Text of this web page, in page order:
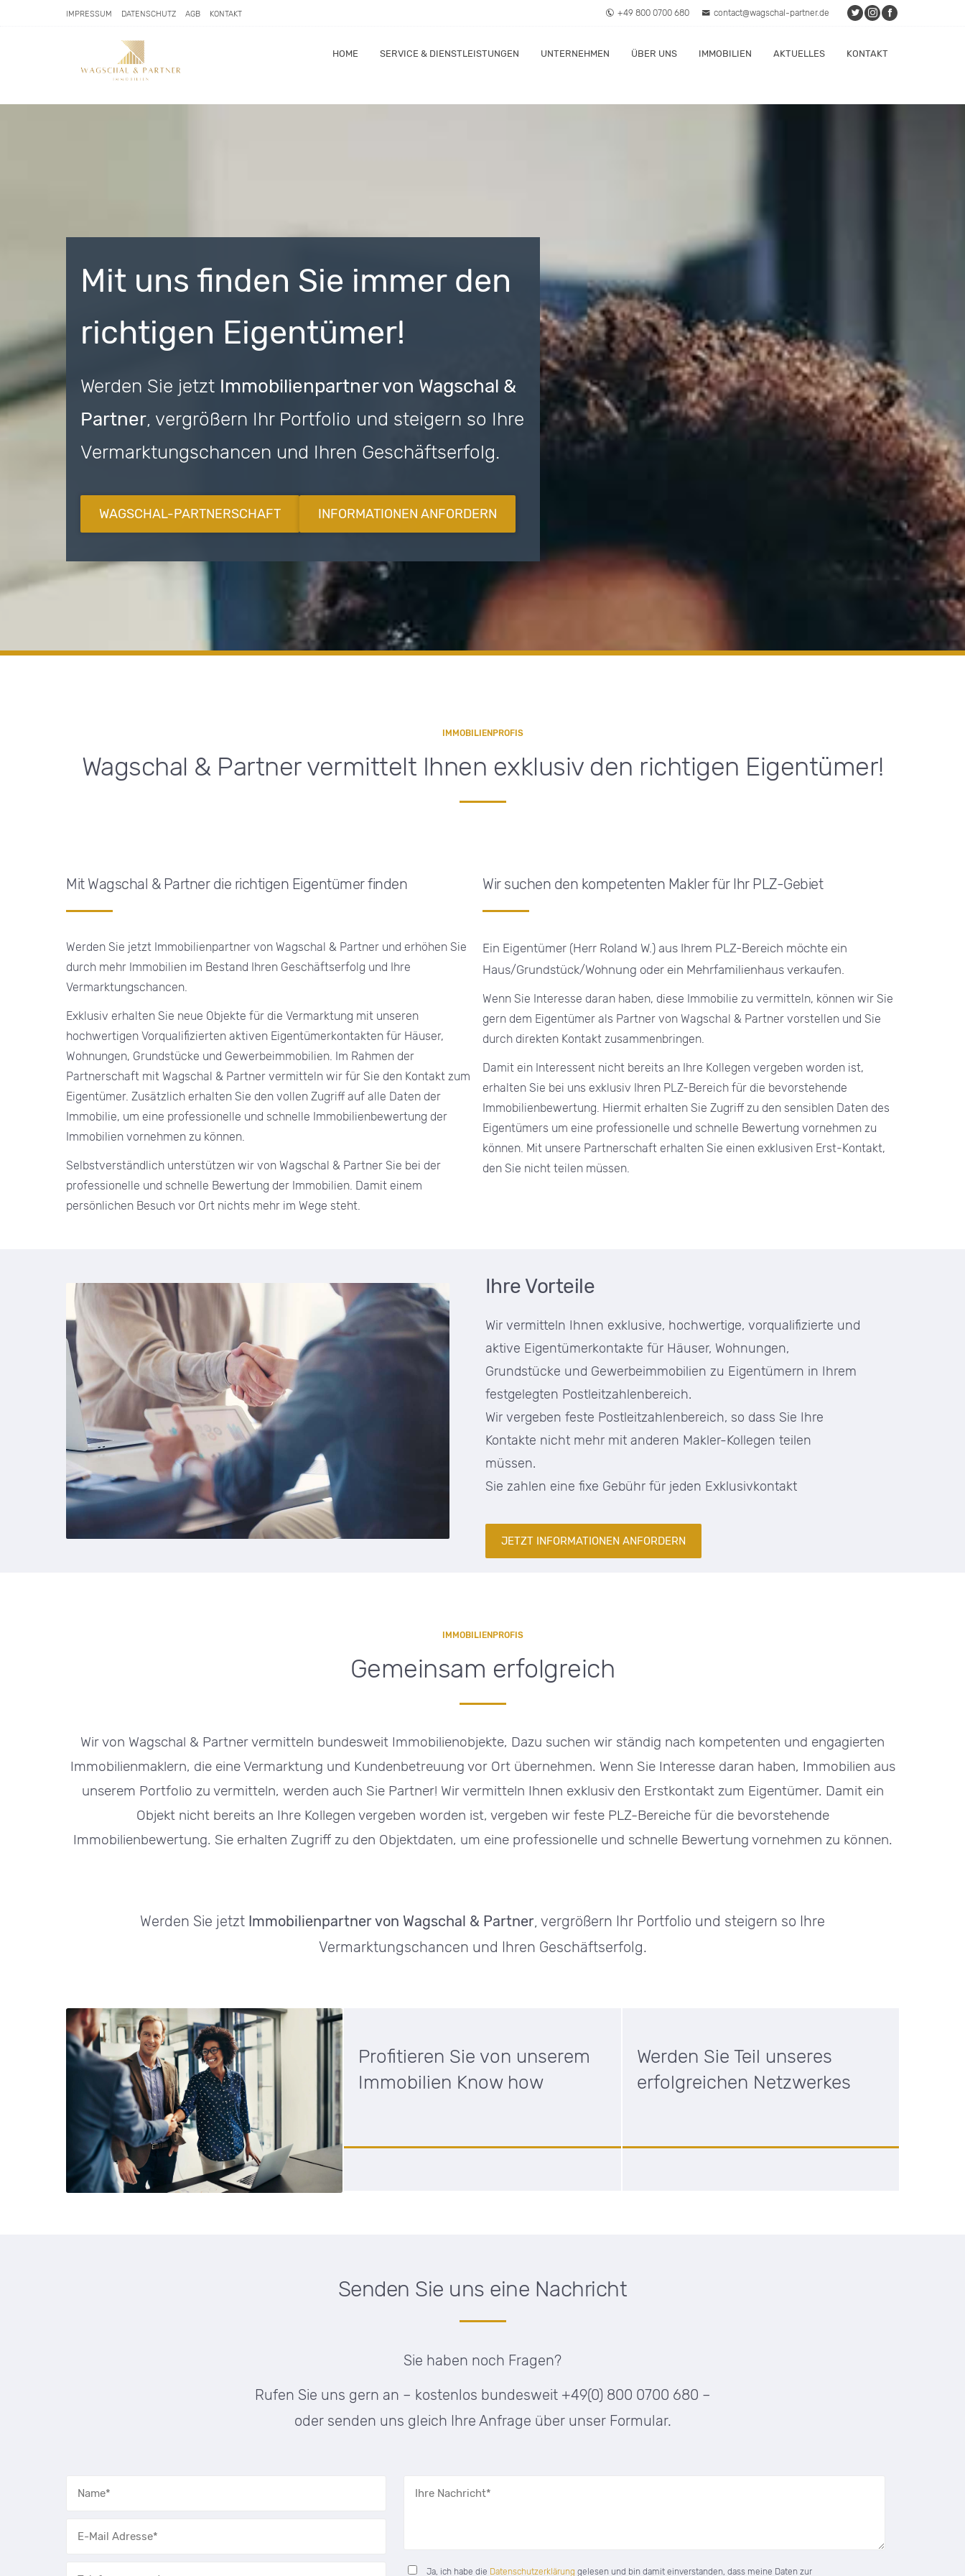
IMPRESSUM DATENSCHUTZ AGB KONTAKT +49 800 0700 680 contact@wagschal-partner.de
HOME SERVICE & DIENSTLEISTUNGEN UNTERNEHMEN ÜBER UNS IMMOBILIEN AKTUELLES KONTAKT
Mit uns finden Sie immer den
richtigen Eigentümer!
Werden Sie jetzt Immobilienpartner von Wagschal &
Partner, vergrößern Ihr Portfolio und steigern so Ihre
Vermarktungschancen und Ihren Geschäftserfolg.
WAGSCHAL-PARTNERSCHAFT INFORMATIONEN ANFORDERN
IMMOBILIENPROFIS
Wagschal & Partner vermittelt Ihnen exklusiv den richtigen Eigentümer!
Mit Wagschal & Partner die richtigen Eigentümer finden
Werden Sie jetzt Immobilienpartner von Wagschal & Partner und erhöhen Sie
durch mehr Immobilien im Bestand Ihren Geschäftserfolg und Ihre
Vermarktungschancen.
Exklusiv erhalten Sie neue Objekte für die Vermarktung mit unseren
hochwertigen Vorqualifizierten aktiven Eigentümerkontakten für Häuser,
Wohnungen, Grundstücke und Gewerbeimmobilien. Im Rahmen der
Partnerschaft mit Wagschal & Partner vermitteln wir für Sie den Kontakt zum
Eigentümer. Zusätzlich erhalten Sie den vollen Zugriff auf alle Daten der
Immobilie, um eine professionelle und schnelle Immobilienbewertung der
Immobilien vornehmen zu können.
Selbstverständlich unterstützen wir von Wagschal & Partner Sie bei der
professionelle und schnelle Bewertung der Immobilien. Damit einem
persönlichen Besuch vor Ort nichts mehr im Wege steht.
Wir suchen den kompetenten Makler für Ihr PLZ-Gebiet
Ein Eigentümer (Herr Roland W.) aus Ihrem PLZ-Bereich möchte ein
Haus/Grundstück/Wohnung oder ein Mehrfamilienhaus verkaufen.
Wenn Sie Interesse daran haben, diese Immobilie zu vermitteln, können wir Sie
gern dem Eigentümer als Partner von Wagschal & Partner vorstellen und Sie
durch direkten Kontakt zusammenbringen.
Damit ein Interessent nicht bereits an Ihre Kollegen vergeben worden ist,
erhalten Sie bei uns exklusiv Ihren PLZ-Bereich für die bevorstehende
Immobilienbewertung. Hiermit erhalten Sie Zugriff zu den sensiblen Daten des
Eigentümers um eine professionelle und schnelle Bewertung vornehmen zu
können. Mit unsere Partnerschaft erhalten Sie einen exklusiven Erst-Kontakt,
den Sie nicht teilen müssen.
Ihre Vorteile
Wir vermitteln Ihnen exklusive, hochwertige, vorqualifizierte und
aktive Eigentümerkontakte für Häuser, Wohnungen,
Grundstücke und Gewerbeimmobilien zu Eigentümern in Ihrem
festgelegten Postleitzahlenbereich.
Wir vergeben feste Postleitzahlenbereich, so dass Sie Ihre
Kontakte nicht mehr mit anderen Makler-Kollegen teilen
müssen.
Sie zahlen eine fixe Gebühr für jeden Exklusivkontakt
JETZT INFORMATIONEN ANFORDERN
IMMOBILIENPROFIS
Gemeinsam erfolgreich
Wir von Wagschal & Partner vermitteln bundesweit Immobilienobjekte, Dazu suchen wir ständig nach kompetenten und engagierten
Immobilienmaklern, die eine Vermarktung und Kundenbetreuung vor Ort übernehmen. Wenn Sie Interesse daran haben, Immobilien aus
unserem Portfolio zu vermitteln, werden auch Sie Partner! Wir vermitteln Ihnen exklusiv den Erstkontakt zum Eigentümer. Damit ein
Objekt nicht bereits an Ihre Kollegen vergeben worden ist, vergeben wir feste PLZ-Bereiche für die bevorstehende
Immobilienbewertung. Sie erhalten Zugriff zu den Objektdaten, um eine professionelle und schnelle Bewertung vornehmen zu können.
Werden Sie jetzt Immobilienpartner von Wagschal & Partner, vergrößern Ihr Portfolio und steigern so Ihre
Vermarktungschancen und Ihren Geschäftserfolg.
Profitieren Sie von unserem
Immobilien Know how
Werden Sie Teil unseres
erfolgreichen Netzwerkes
Senden Sie uns eine Nachricht
Sie haben noch Fragen?
Rufen Sie uns gern an – kostenlos bundesweit +49(0) 800 0700 680 –
oder senden uns gleich Ihre Anfrage über unser Formular.
Ja, ich habe die Datenschutzerklärung gelesen und bin damit einverstanden, dass meine Daten zur